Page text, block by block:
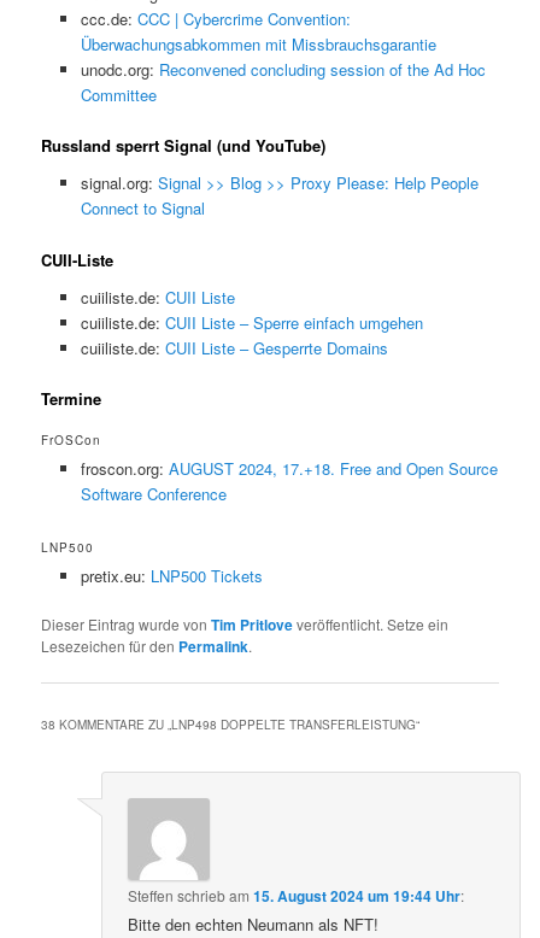
ccc.de: CCC | Cybercrime Convention:
Überwachungsabkommen mit Missbrauchsgarantie
unodc.org: Reconvened concluding session of the Ad Hoc
Committee
Russland sperrt Signal (und YouTube)
signal.org: Signal >> Blog >> Proxy Please: Help People
Connect to Signal
CUII-Liste
cuiiliste.de: CUII Liste
cuiiliste.de: CUII Liste – Sperre einfach umgehen
cuiiliste.de: CUII Liste – Gesperrte Domains
Termine
FrOSCon
froscon.org: AUGUST 2024, 17.+18. Free and Open Source
Software Conference
LNP500
pretix.eu: LNP500 Tickets
Dieser Eintrag wurde vonTim Pritloveveröffentlicht. Setze ein
Lesezeichen für den Permalink.
38 KOMMENTARE ZU „LNP498 DOPPELTE TRANSFERLEISTUNG“
Steffen schriebam15. August 2024 um 19:44 Uhr:
Bitte den echten Neumann als NFT!